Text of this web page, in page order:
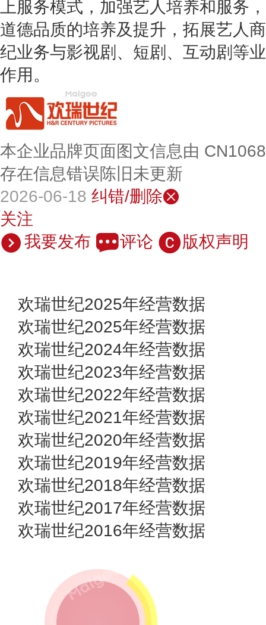
上服务模式，加强艺人培养和服务
道德品质的培养及提升，拓展艺人
纪业务与影视剧、短剧、互动剧等
作用。
本企业品牌页面图文信息由
存在信息错误陈旧未更新
2026-06-18 纠错/删除
关注
我要发布
评论 版权声明
欢瑞世纪2025年经营数据
欢瑞世纪2025年经营数据
欢瑞世纪2024年经营数据
欢瑞世纪2023年经营数据
欢瑞世纪2022年经营数据
欢瑞世纪2021年经营数据
欢瑞世纪2020年经营数据
欢瑞世纪2019年经营数据
欢瑞世纪2018年经营数据
欢瑞世纪2017年经营数据
欢瑞世纪2016年经营数据